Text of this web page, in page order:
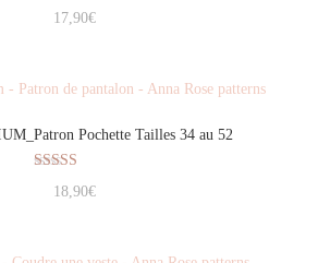
Note
5.00
17,90€
Pochette Tailles 34 au 52
Note
5.00
18,90€